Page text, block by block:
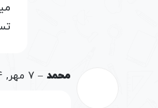
محمد – 7 مهر, 1404